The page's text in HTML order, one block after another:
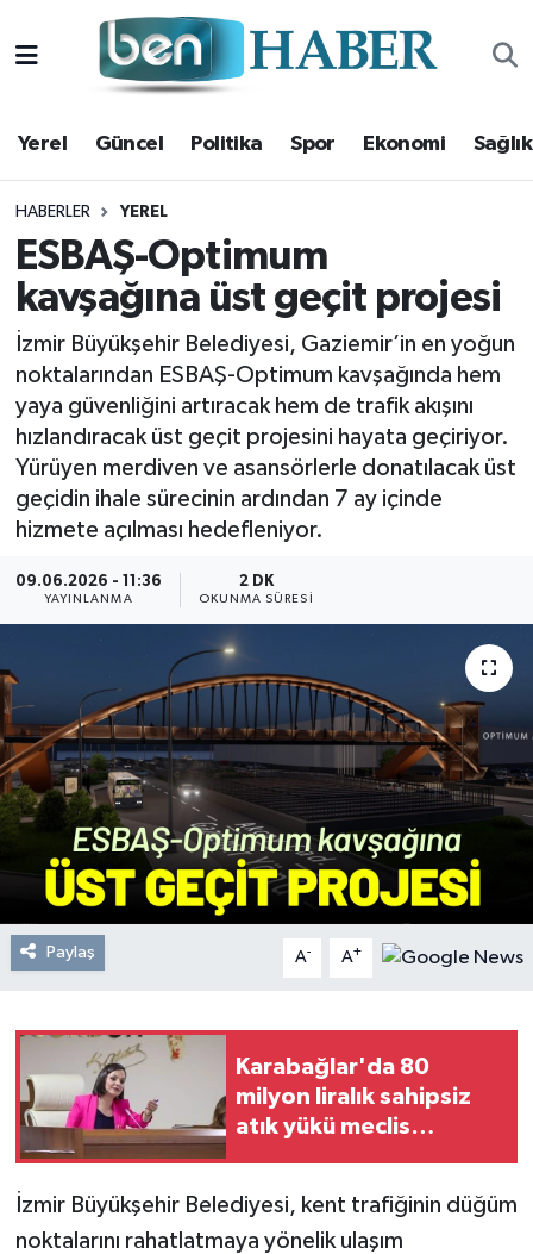
Yerel Güncel Politika Spor Ekonomi Sağlık
HABERLER YEREL
ESBAŞ-Optimum
kavşağına üst geçit projesi
İzmir Büyükşehir Belediyesi, Gaziemir’in en yoğun
noktalarından ESBAŞ-Optimum kavşağında hem
yaya güvenliğini artıracak hem de trafik akışını
hızlandıracak üst geçit projesini hayata geçiriyor.
Yürüyen merdiven ve asansörlerle donatılacak üst
geçidin ihale sürecinin ardından 7 ay içinde
hizmete açılması hedefleniyor.
09.06.2026 - 11:36
YAYINLANMA
2 DK
OKUNMA SÜRESI
Paylaş A- A+
Karabağlar'da 80
milyon liralık sahipsiz
atık yükü meclis
İzmir Büyükşehir Belediyesi, kent trafiğinin düğüm
noktalarını rahatlatmaya yönelik ulaşım
Yerel
Güncel
Politika
Spor
Ekonomi
Sağlık
Resmi Reklam
Hava Durumu
Trafik Durumu
Süper Lig Puan Durumu ve Fikstür
Tüm Manşetler
Son Dakika Haberleri
Haber Arşivi